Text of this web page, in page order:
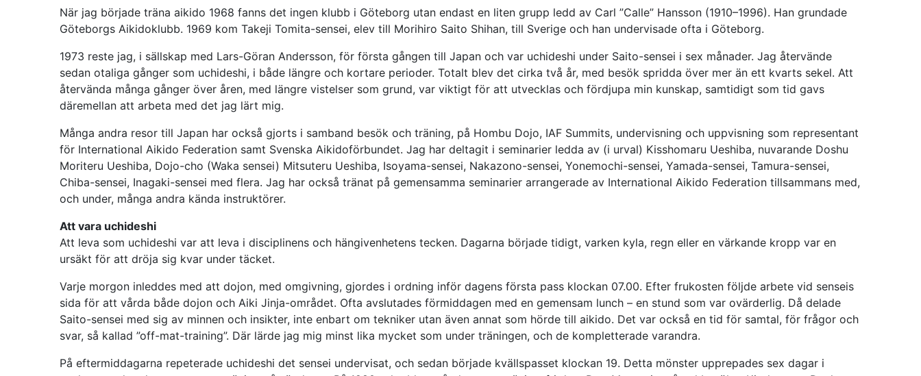
När jag började träna aikido 1968 fanns det ingen klubb i Göteborg utan endast en liten grupp ledd av Carl ”Calle” Hansson (1910–1996). Han grundade
Göteborgs Aikidoklubb. 1969 kom Takeji Tomita-sensei, elev till Morihiro Saito Shihan, till Sverige och han undervisade ofta i Göteborg.
1973 reste jag, i sällskap med Lars-Göran Andersson, för första gången till Japan och var uchideshi under Saito-sensei i sex månader. Jag återvände
sedan otaliga gånger som uchideshi, i både längre och kortare perioder. Totalt blev det cirka två år, med besök spridda över mer än ett kvarts sekel. Att
återvända många gånger över åren, med längre vistelser som grund, var viktigt för att utvecklas och fördjupa min kunskap, samtidigt som tid gavs
däremellan att arbeta med det jag lärt mig.
Många andra resor till Japan har också gjorts i samband besök och träning, på Hombu Dojo, IAF Summits, undervisning och uppvisning som representant
för International Aikido Federation samt Svenska Aikidoförbundet. Jag har deltagit i seminarier ledda av (i urval) Kisshomaru Ueshiba, nuvarande Doshu
Moriteru Ueshiba, Dojo-cho (Waka sensei) Mitsuteru Ueshiba, Isoyama-sensei, Nakazono-sensei, Yonemochi-sensei, Yamada-sensei, Tamura-sensei,
Chiba-sensei, Inagaki-sensei med flera. Jag har också tränat på gemensamma seminarier arrangerade av International Aikido Federation tillsammans med,
och under, många andra kända instruktörer.
Att vara uchideshi
Att leva som uchideshi var att leva i disciplinens och hängivenhetens tecken. Dagarna började tidigt, varken kyla, regn eller en värkande kropp var en
ursäkt för att dröja sig kvar under täcket.
Varje morgon inleddes med att dojon, med omgivning, gjordes i ordning inför dagens första pass klockan 07.00. Efter frukosten följde arbete vid senseis
sida för att vårda både dojon och Aiki Jinja-området. Ofta avslutades förmiddagen med en gemensam lunch – en stund som var ovärderlig. Då delade
Saito-sensei med sig av minnen och insikter, inte enbart om tekniker utan även annat som hörde till aikido. Det var också en tid för samtal, för frågor och
svar, så kallad ”off-mat-training”. Där lärde jag mig minst lika mycket som under träningen, och de kompletterade varandra.
På eftermiddagarna repeterade uchideshi det sensei undervisat, och sedan började kvällspasset klockan 19. Detta mönster upprepades sex dagar i